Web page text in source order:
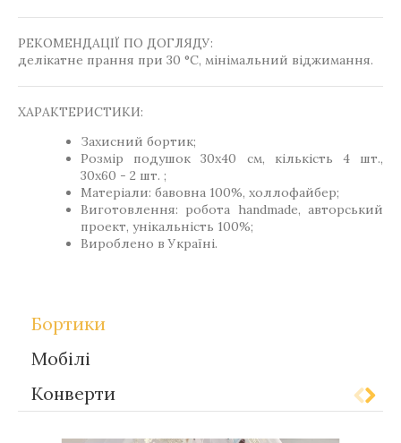
РЕКОМЕНДАЦІЇ ПО ДОГЛЯДУ:
делікатне прання при 30 °C, мінімальний віджимання.
ХАРАКТЕРИСТИКИ:
Захисний бортик;
Розмір подушок 30х40 см, кількість 4 шт.,
30х60 - 2 шт. ;
Матеріали: бавовна 100%, холлофайбер;
Виготовлення: робота handmade, авторський
проект, унікальність 100%;
Вироблено в Україні.
Бортики
Мобілі
Конверти